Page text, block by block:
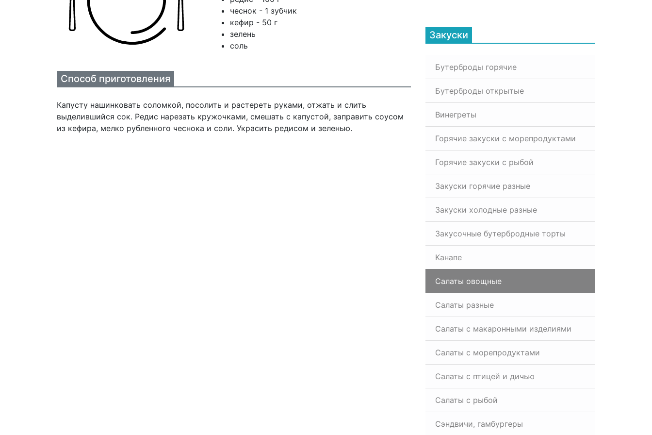
чеснок - 1 зубчик
кефир - 50 г
зелень
соль
Способ приготовления
Капусту нашинковать соломкой, посолить и растереть руками, отжать и слить
выделившийся сок. Редис нарезать кружочками, смешать с капустой, заправить соусом
из кефира, мелко рубленного чеснока и соли. Украсить редисом и зеленью.
Закуски
Бутерброды горячие
Бутерброды открытые
Винегреты
Горячие закуски с морепродуктами
Горячие закуски с рыбой
Закуски горячие разные
Закуски холодные разные
Закусочные бутербродные торты
Канапе
Салаты овощные
Салаты разные
Салаты с макаронными изделиями
Салаты с морепродуктами
Салаты с птицей и дичью
Салаты с рыбой
Сэндвичи, гамбургеры